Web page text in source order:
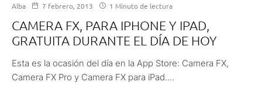
Alba 7 febrero, 2013 1 Minuto de lectura
CAMERA FX, PARA IPHONE Y IPAD,
GRATUITA DURANTE EL DÍA DE HOY
Esta es la ocasión del día en la App Store: Camera FX,
Camera FX Pro y Camera FX para iPad....